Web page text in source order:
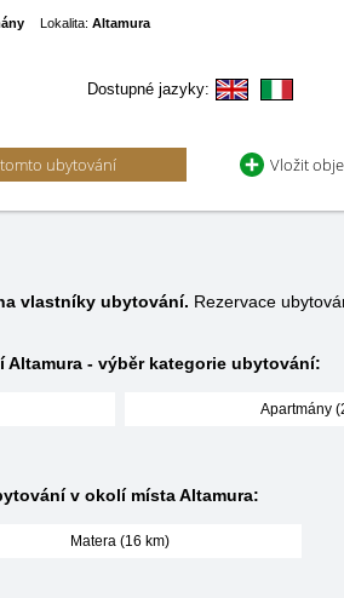
Lokalita: Altamura
Dostupné jazyky:
ubytování Vložit
vlastníky ubytování. Rezervace
Altamura - výběr kategorie ubytování:
Apartmány
v okolí místa Altamura:
Matera (16 km)